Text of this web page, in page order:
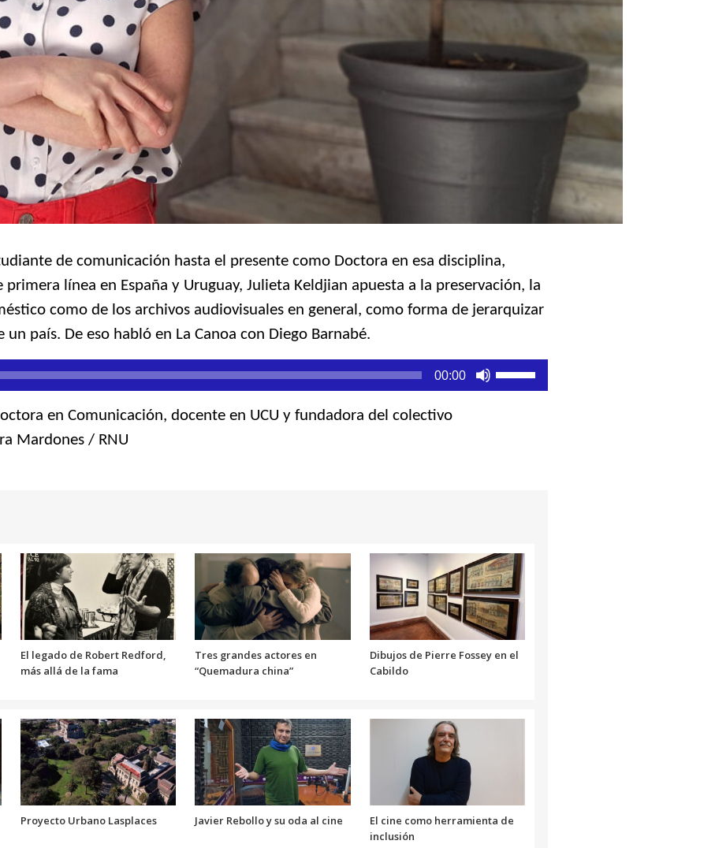
de comunicación hasta el presente como Doctora en esa disciplina,
línea en España y Uruguay, Julieta Keldjian apuesta a la preservación, la
como de los archivos audiovisuales en general, como forma de jerarquizar
país. De eso habló en La Canoa con Diego Barnabé.
00:00
el
volumen.
en Comunicación, docente en UCU y fundadora del colectivo
Mardones / RNU
El legado de Robert Redford,
más allá de la fama
Tres grandes actores en
“Quemadura china”
Dibujos de Pierre Fossey en el
Cabildo
Proyecto Urbano Lasplaces Javier Rebollo y su oda al cine
El cine como herramienta de
inclusión